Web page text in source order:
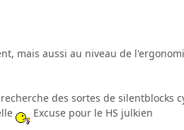
mais aussi au niveau de
des sortes de silentblocks
Excuse pour le HS julkien